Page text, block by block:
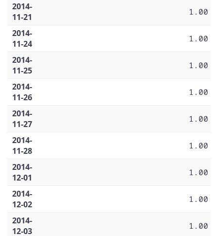
2014-
11-21
1.00
2014-
11-24
1.00
2014-
11-25
1.00
2014-
11-26
1.00
2014-
11-27
1.00
2014-
11-28
1.00
2014-
12-01
1.00
2014-
12-02
1.00
2014-
12-03
1.00